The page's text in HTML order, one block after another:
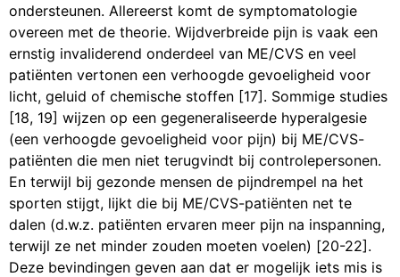
ondersteunen. Allereerst komt de symptomatologie
overeen met de theorie. Wijdverbreide pijn is vaak een
ernstig invaliderend onderdeel van ME/CVS en veel
patiënten vertonen een verhoogde gevoeligheid voor
licht, geluid of chemische stoffen [17]. Sommige studies
[18, 19] wijzen op een gegeneraliseerde hyperalgesie
(een verhoogde gevoeligheid voor pijn) bij ME/CVS-
patiënten die men niet terugvindt bij controlepersonen.
En terwijl bij gezonde mensen de pijndrempel na het
sporten stijgt, lijkt die bij ME/CVS-patiënten net te
dalen (d.w.z. patiënten ervaren meer pijn na inspanning,
terwijl ze net minder zouden moeten voelen) [20-22].
Deze bevindingen geven aan dat er mogelijk iets mis is